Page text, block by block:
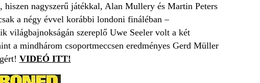
nagyszerű játékkal, Alan Mullery és Martin Peters
a négy évvel korábbi londoni fináléban –
világbajnokságán szereplő Uwe Seeler volt a két
a mindhárom csoportmeccsen eredményes Gerd Müller
VIDEÓ ITT!